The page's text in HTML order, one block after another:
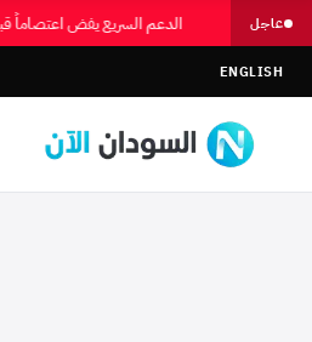
عاجل الدعم السريع يفض اعتصاماً
ENGLISH